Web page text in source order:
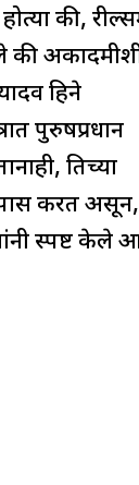
की,
की
हिने
पुरुषप्रधान
तिच्या
करत असून,
स्पष्ट केले